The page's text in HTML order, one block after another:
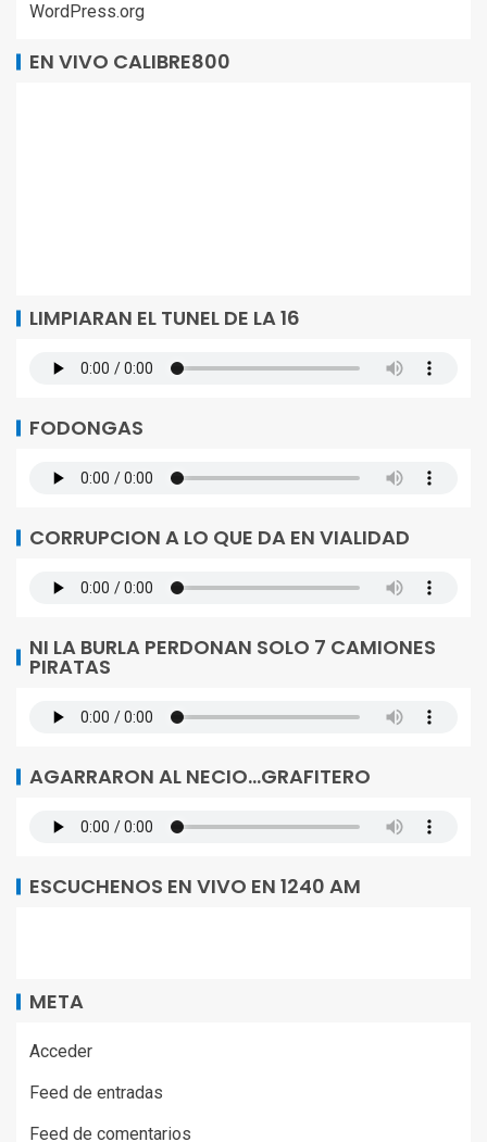
WordPress.org
EN VIVO CALIBRE800
LIMPIARAN EL TUNEL DE LA 16
FODONGAS
CORRUPCION A LO QUE DA EN VIALIDAD
NI LA BURLA PERDONAN SOLO 7 CAMIONES
PIRATAS
AGARRARON AL NECIO…GRAFITERO
ESCUCHENOS EN VIVO EN 1240 AM
META
Acceder
Feed de entradas
Feed de comentarios